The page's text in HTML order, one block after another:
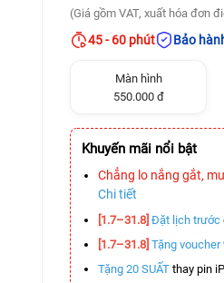
(Giá gồm VAT, xuất hóa đơn
45 - 60 phút Bảo
Màn hình
550.000 đ
Khuyến mãi nổi bật
Chẳng lo nắng gắt,
Chi tiết
[1.7–31.8] Đặt lịch trước
[1.7–31.8] Tặng voucher
Tặng 20 SUẤT thay pin